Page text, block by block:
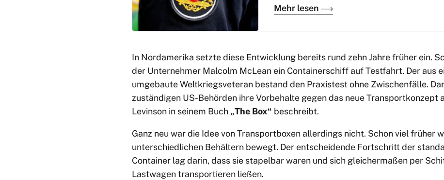
Mehr lesen
In Nordamerika setzte diese Entwicklung bereits rund zehn Jahre früher ein.
der Unternehmer Malcolm McLean ein Containerschiff auf Testfahrt. Der aus
umgebaute Weltkriegsveteran bestand den Praxistest ohne Zwischenfälle.
zuständigen US-Behörden ihre Vorbehalte gegen das neue Transportkonzept
Levinson in seinem Buch „The Box“ beschreibt.
Ganz neu war die Idee von Transportboxen allerdings nicht. Schon viel früher
unterschiedlichen Behältern bewegt. Der entscheidende Fortschritt der
Container lag darin, dass sie stapelbar waren und sich gleichermaßen per
Lastwagen transportieren ließen.